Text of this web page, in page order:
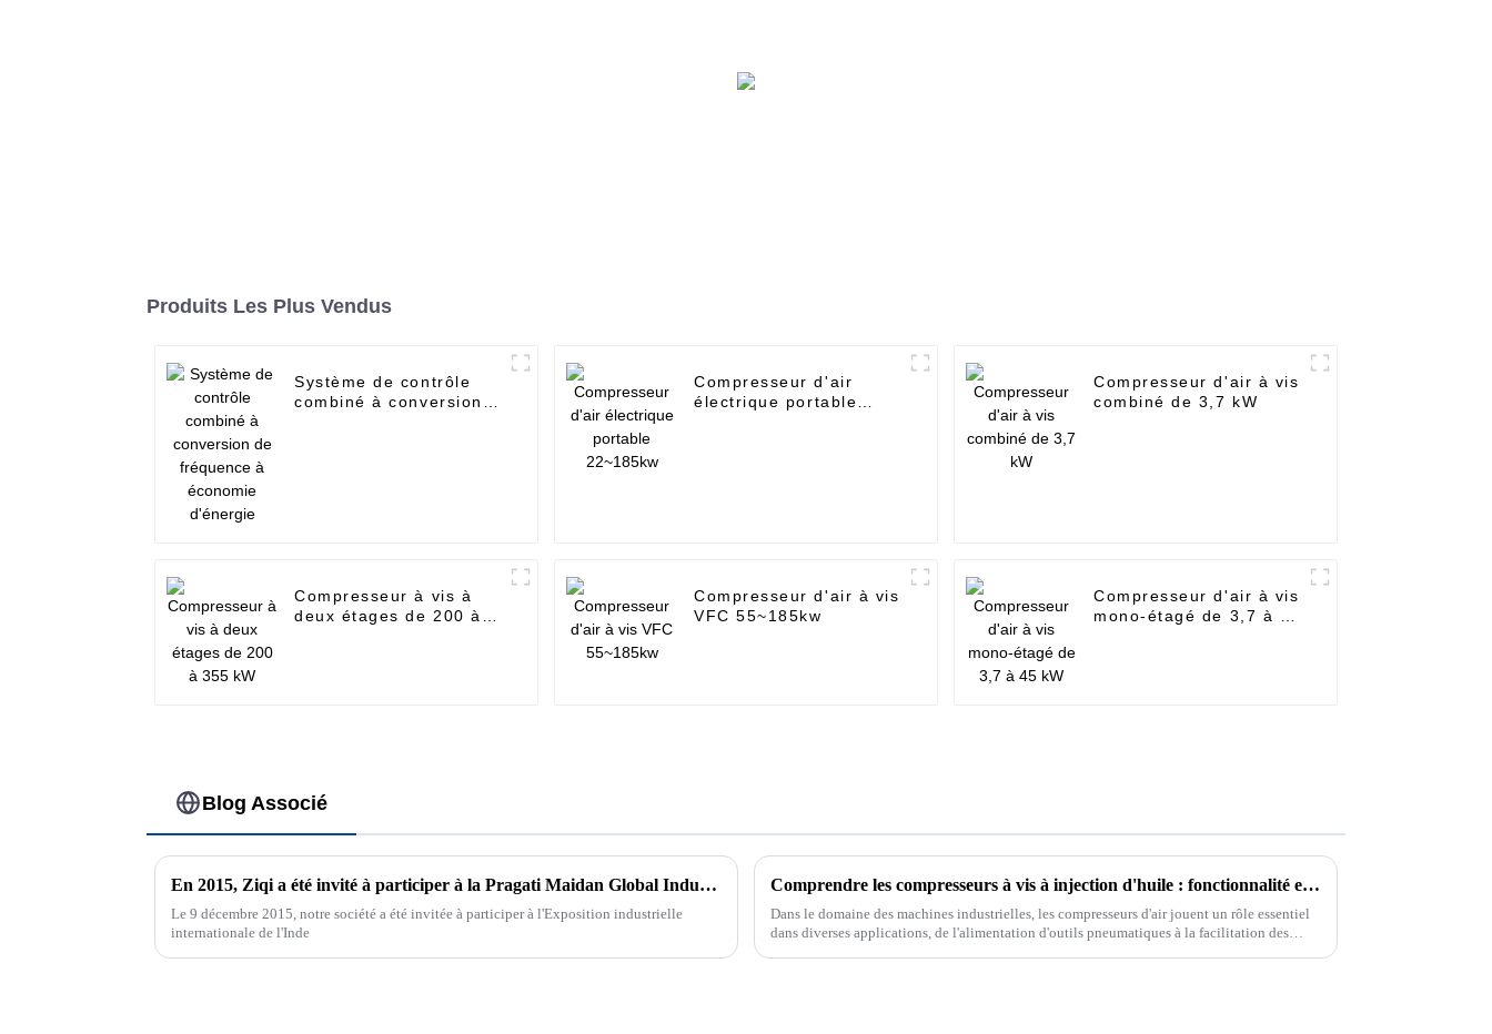
Produits Les Plus Vendus
Système de contrôle
combiné à conversion
Compresseur d'air
électrique portable
Compresseur d'air à vis
combiné de 3,7 kW
Compresseur à vis à
deux étages de 200 à
Compresseur d'air à vis
VFC 55~185kw
Compresseur d'air à vis
mono-étagé de 3,7 à 45
Blog Associé
En 2015, Ziqi a été invité à participer à la Pragati Maidan Global Industry Expo à New Delhi
Le 9 décembre 2015, notre société a été invitée à participer à l'Exposition industrielle
internationale de l'Inde
Comprendre les compresseurs à vis à injection d'huile : fonctionnalité et objectif
Dans le domaine des machines industrielles, les compresseurs d'air jouent un rôle essentiel
dans diverses applications, de l'alimentation d'outils pneumatiques à la facilitation des